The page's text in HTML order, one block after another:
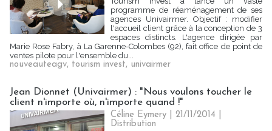
programme de réaménagement de ses
agences Univairmer. Objectif : modifier
l'accueil client grâce à la conception de 3
espaces distincts. L'agence dirigée par
Marie Rose Fabry, à La Garenne-Colombes (92), fait office de point de
ventes pilote pour l'ensemble du...
nouveauteagv, tourism invest, univairmer
Jean Dionnet (Univairmer) : "Nous voulons toucher le
client n'importe où, n'importe quand !"
Céline Eymery | 21/11/2014
Distribution